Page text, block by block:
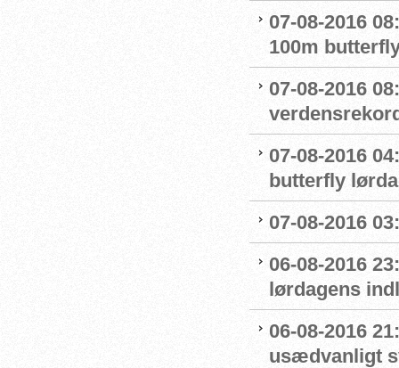
07-08-2016
100m
07-08-2016
07-08-2016
butterfly
07-08-2016
06-08-2016
lørdagens
06-08-2016
usædvanligt